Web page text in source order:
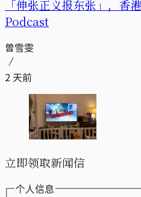
「伸张正义报东张」，香
Podcast
曾雪雯
2 天前
立即领取新闻信
个人信息